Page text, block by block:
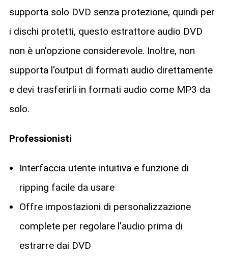
supporta solo DVD senza protezione, quindi per
i dischi protetti, questo estrattore audio DVD
non è un'opzione considerevole. Inoltre, non
supporta l'output di formati audio direttamente
e devi trasferirli in formati audio come MP3 da
solo.
Professionisti
Interfaccia utente intuitiva e funzione di
ripping facile da usare
Offre impostazioni di personalizzazione
complete per regolare l'audio prima di
estrarre dai DVD